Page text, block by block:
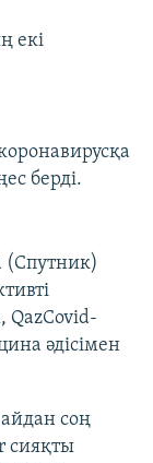
екі
берді.
(Спутник)
QazCovid-
әдісімен
соң
сияқты